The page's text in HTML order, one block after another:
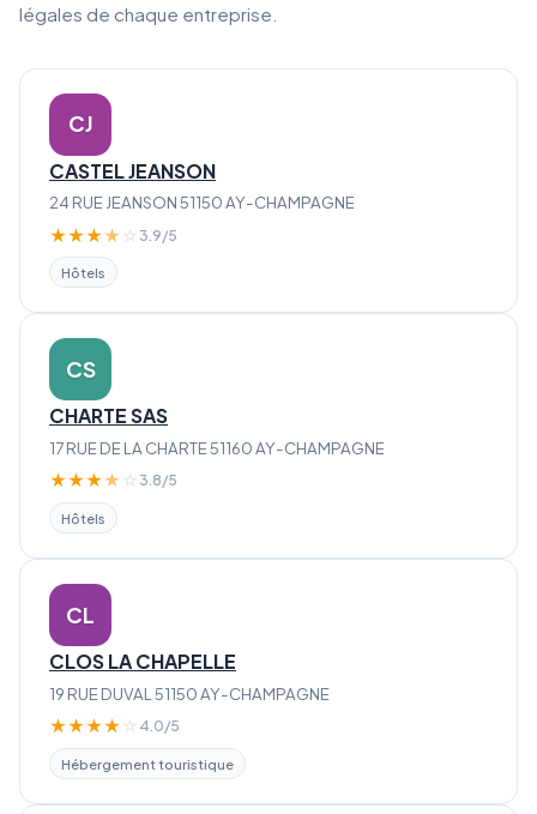
légales de chaque entreprise.
CJ
CASTEL JEANSON
24 RUE JEANSON 51150 AY-CHAMPAGNE
★★★★ ☆ 3.9/5
Hôtels
CS
CHARTE SAS
17 RUE DE LA CHARTE 51160 AY-CHAMPAGNE
★★★★ ☆ 3.8/5
Hôtels
CL
CLOS LA CHAPELLE
19 RUE DUVAL 51150 AY-CHAMPAGNE
★★★★ ☆ 4.0/5
Hébergement touristique